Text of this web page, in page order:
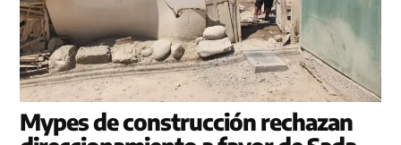
Mypes de construcción rechazan